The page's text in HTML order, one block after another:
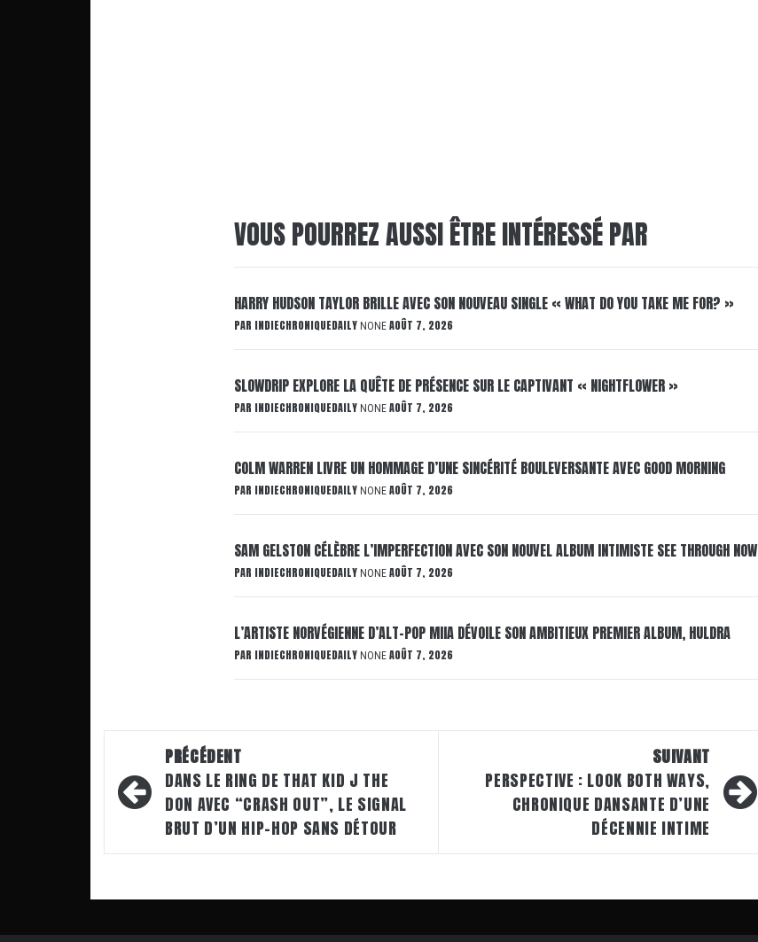
VOUS POURREZ AUSSI ÊTRE INTÉRESSÉ PAR
HARRY HUDSON TAYLOR BRILLE AVEC SON NOUVEAU SINGLE « WHAT DO YOU TAKE ME FOR? »
PAR INDIECHRONIQUEDAILY NONE AOÛT 7, 2026
SLOWDRIP EXPLORE LA QUÊTE DE PRÉSENCE SUR LE CAPTIVANT « NIGHTFLOWER »
PAR INDIECHRONIQUEDAILY NONE AOÛT 7, 2026
COLM WARREN LIVRE UN HOMMAGE D’UNE SINCÉRITÉ BOULEVERSANTE AVEC GOOD MORNING
PAR INDIECHRONIQUEDAILY NONE AOÛT 7, 2026
SAM GELSTON CÉLÈBRE L’IMPERFECTION AVEC SON NOUVEL ALBUM INTIMISTE SEE THROUGH NOW
PAR INDIECHRONIQUEDAILY NONE AOÛT 7, 2026
L’ARTISTE NORVÉGIENNE D’ALT-POP MIIA DÉVOILE SON AMBITIEUX PREMIER ALBUM, HULDRA
PAR INDIECHRONIQUEDAILY NONE AOÛT 7, 2026
Navigation
d’article
PRÉCÉDENT
DANS LE RING DE THAT KID J THE
DON AVEC “CRASH OUT”, LE SIGNAL
BRUT D’UN HIP-HOP SANS DÉTOUR
SUIVANT
PERSPECTIVE : LOOK BOTH WAYS,
CHRONIQUE DANSANTE D’UNE
DÉCENNIE INTIME